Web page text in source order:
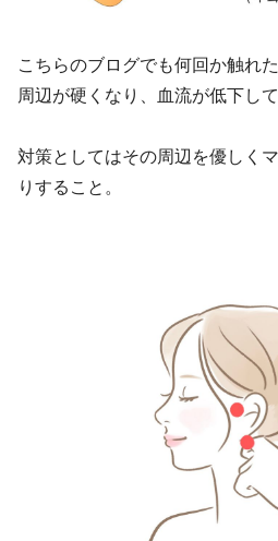
こちらのブログでも何回か触れ
周辺が硬くなり、血流が低下し
対策としてはその周辺を優しく
りすること。